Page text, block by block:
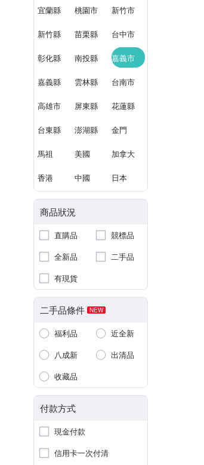
宜蘭縣 桃園市 新竹市
新竹縣 苗栗縣 台中市
彰化縣 南投縣 嘉義市
嘉義縣 雲林縣 台南市
高雄市 屏東縣 花蓮縣
台東縣 澎湖縣 金門
馬祖 美國 加拿大
香港 中國 日本
商品狀況
直購品
競標品
全新品
二手品
有現貨
二手品條件 NEW
福利品
近全新
八成新
出清品
收藏品
付款方式
現金付款
信用卡一次付清